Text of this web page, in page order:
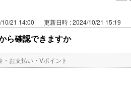
21 14:00 更新日時 : 2024/10/21 15:19
ら確認できますか
・お支払い・Vポイント